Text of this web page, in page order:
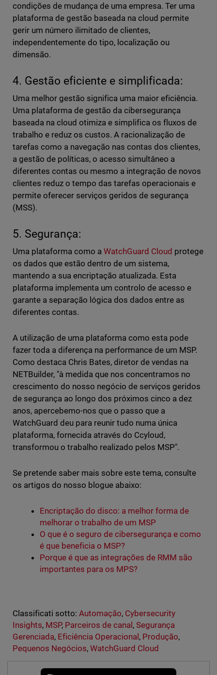
condições de mudança de uma empresa. Ter uma
plataforma de gestão baseada na cloud permite
gerir um número ilimitado de clientes,
independentemente do tipo, localização ou
dimensão.
4. Gestão eficiente e simplificada:
Uma melhor gestão significa uma maior eficiência.
Uma plataforma de gestão da cibersegurança
baseada na cloud otimiza e simplifica os fluxos de
trabalho e reduz os custos. A racionalização de
tarefas como a navegação nas contas dos clientes,
a gestão de políticas, o acesso simultâneo a
diferentes contas ou mesmo a integração de novos
clientes reduz o tempo das tarefas operacionais e
permite oferecer serviços geridos de segurança
(MSS).
5. Segurança:
Uma plataforma como a WatchGuard Cloud protege
os dados que estão dentro de um sistema,
mantendo a sua encriptação atualizada. Esta
plataforma implementa um controlo de acesso e
garante a separação lógica dos dados entre as
diferentes contas.
A utilização de uma plataforma como esta pode
fazer toda a diferença na performance de um MSP.
Como destaca Chris Bates, diretor de vendas na
NETBuilder, "à medida que nos concentramos no
crescimento do nosso negócio de serviços geridos
de segurança ao longo dos próximos cinco a dez
anos, apercebemo-nos que o passo que a
WatchGuard deu para reunir tudo numa única
plataforma, fornecida através do Ccyloud,
transformou o trabalho realizado pelos MSP".
Se pretende saber mais sobre este tema, consulte
os artigos do nosso blogue abaixo:
Encriptação do disco: a melhor forma de
melhorar o trabalho de um MSP
O que é o seguro de cibersegurança e como
é que beneficia o MSP?
Porque é que as integrações de RMM são
importantes para os MPS?
Classificati sotto: Automação, Cybersecurity
Insights, MSP, Parceiros de canal ,Segurança
Gerenciada, Eficiência Operacional , Produção,
Pequenos Negócios, WatchGuard Cloud